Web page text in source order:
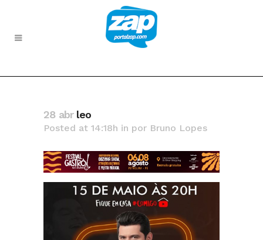
28 abrleo
Posted at 14:18h in por Bruno Lopes